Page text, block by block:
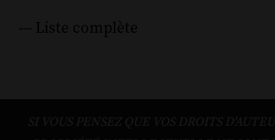
--- Liste complète